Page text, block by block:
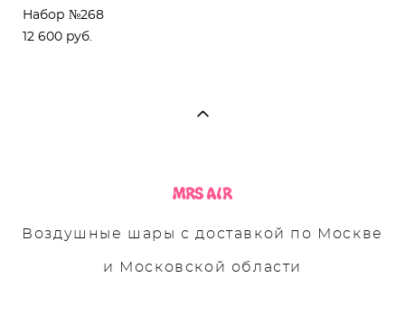
Набор №268
12 600 pуб.
Воздушные шары с доставкой по Москве
и Московской области